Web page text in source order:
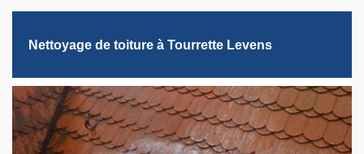
Nettoyage de toiture à Tourrette Levens